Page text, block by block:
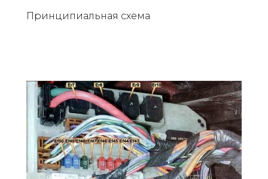
Принципиальная схема